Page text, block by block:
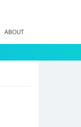
ABOUT